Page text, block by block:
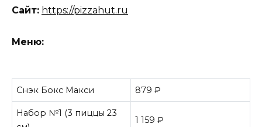
Сайт: https://pizzahut.ru
Меню:
Снэк Бокс Макси 879 ₽
Набор №1 (3 пиццы 23
1 159 ₽